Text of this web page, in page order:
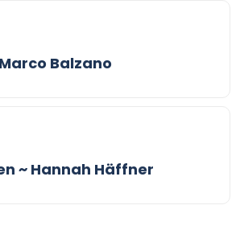
Balzano
~ Hannah Häffner